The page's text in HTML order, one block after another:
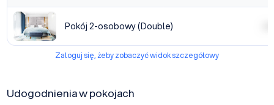
Pokój 2-osobowy (Double)
Zaloguj się, żeby zobaczyć widok szczegółowy
Udogodnienia w pokojach